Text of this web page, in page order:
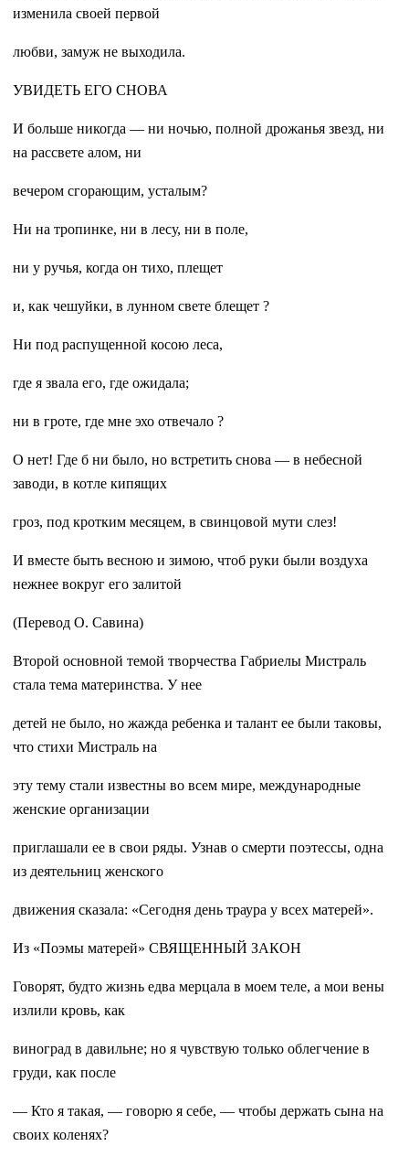
изменила своей первой
любви, замуж не выходила.
УВИДЕТЬ ЕГО СНОВА
И больше никогда — ни ночью, полной дрожанья звезд, ни
на рассвете алом, ни
вечером сгорающим, усталым?
Ни на тропинке, ни в лесу, ни в поле,
ни у ручья, когда он тихо, плещет
и, как чешуйки, в лунном свете блещет ?
Ни под распущенной косою леса,
где я звала его, где ожидала;
ни в гроте, где мне эхо отвечало ?
О нет! Где б ни было, но встретить снова — в небесной
заводи, в котле кипящих
гроз, под кротким месяцем, в свинцовой мути слез!
И вместе быть весною и зимою, чтоб руки были воздуха
нежнее вокруг его залитой
(Перевод О. Савина)
Второй основной темой творчества Габриелы Мистраль
стала тема материнства. У нее
детей не было, но жажда ребенка и талант ее были таковы,
что стихи Мистраль на
эту тему стали известны во всем мире, международные
женские организации
приглашали ее в свои ряды. Узнав о смерти поэтессы, одна
из деятельниц женского
движения сказала: «Сегодня день траура у всех матерей».
Из «Поэмы матерей» СВЯЩЕННЫЙ ЗАКОН
Говорят, будто жизнь едва мерцала в моем теле, а мои вены
излили кровь, как
виноград в давильне; но я чувствую только облегчение в
груди, как после
— Кто я такая, — говорю я себе, — чтобы держать сына на
своих коленях?